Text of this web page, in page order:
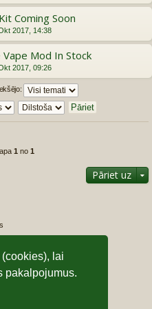
lai
pakalpojumus.
Coming Soon
2017, 14:38
Mod In Stock
2017, 09:26
1 no 1
Pāriet uz